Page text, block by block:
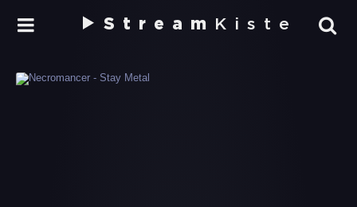
Stream Kiste